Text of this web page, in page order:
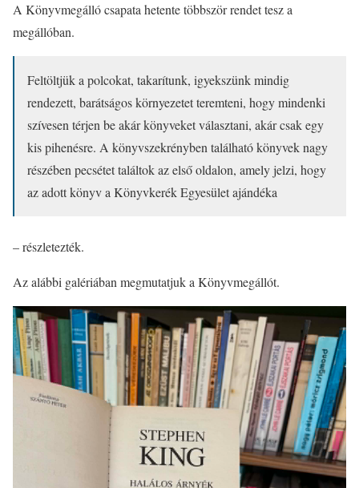
A Könyvmegálló csapata hetente többször rendet tesz a
megállóban.
Feltöltjük a polcokat, takarítunk, igyekszünk mindig
rendezett, barátságos környezetet teremteni, hogy mindenki
szívesen térjen be akár könyveket választani, akár csak egy
kis pihenésre. A könyvszekrényben található könyvek nagy
részében pecsétet találtok az első oldalon, amely jelzi, hogy
az adott könyv a Könyvkerék Egyesület ajándéka
– részletezték.
Az alábbi galériában megmutatjuk a Könyvmegállót.